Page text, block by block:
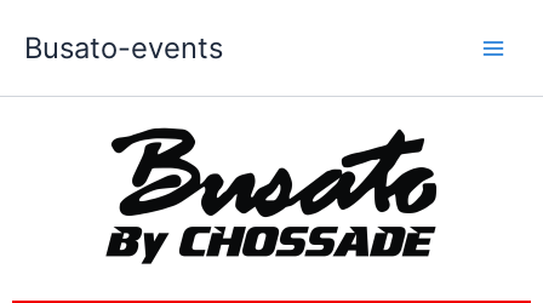
Busato-events